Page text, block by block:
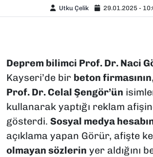
Utku Çelik 29.01.2025 -
Deprem bilimci Prof. Dr. Naci
Kayseri’de bir beton firmasının
Prof. Dr. Celal Şengör’ün
kullanarak yaptığı reklam
gösterdi. Sosyal medya
açıklama yapan Görür, afişte
olmayan sözlerin yer aldığını